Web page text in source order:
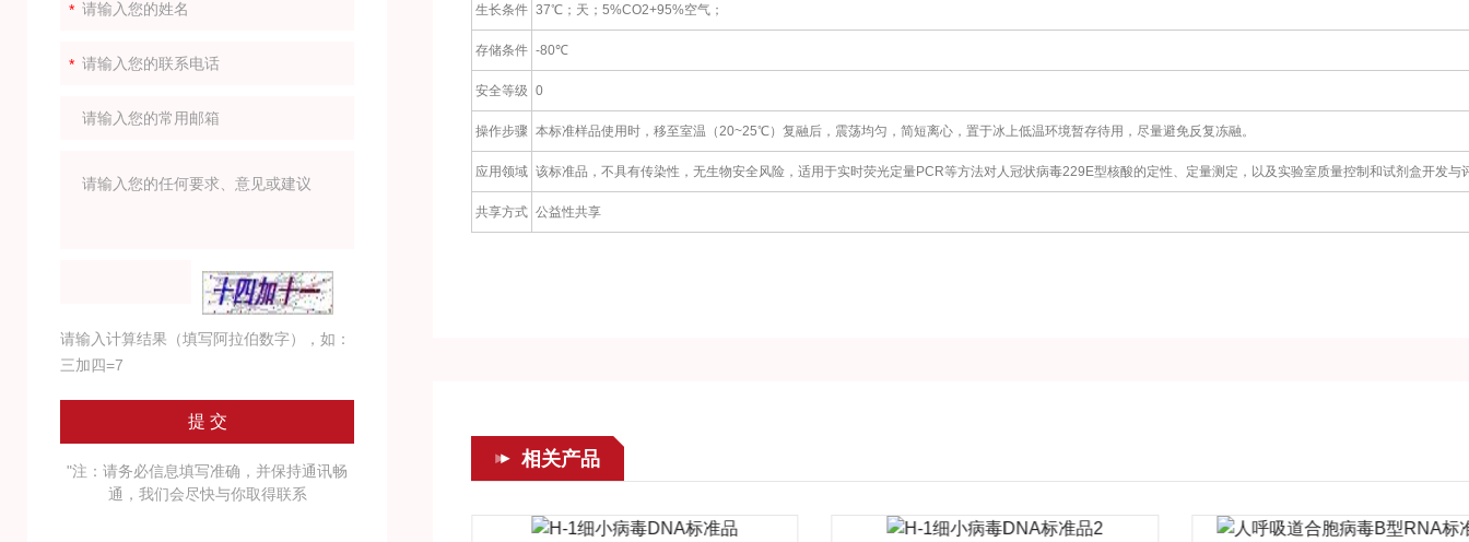
生长条件 37℃；天；5%CO2+95%空气；
存储条件 -80℃
安全等级 0
操作步骤 本标准样品使用时，移至室温（20~25℃）复融后，震荡均匀，简短离心，置于冰上低温环境暂存待用，尽量避免反复冻融。
应用领域 该标准品，不具有传染性，无生物安全风险，适用于实时荧光定量PCR等方法对人冠状病毒229E型核酸的定性、定量测定，以及实验室质量控制和试剂盒开发与
共享方式 公益性共享
相关产品
请输入计算结果（填写阿拉伯数字），如：
三加四=7
"注：请务必信息填写准确，并保持通讯畅
通，我们会尽快与你取得联系